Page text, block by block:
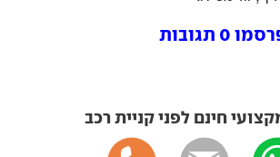
חינם לפני קניית רכב